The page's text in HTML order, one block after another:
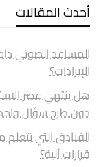
أحدث المقالات
المساعد الصوتي
الإيرادات؟
هل ينتهي عصر
دون طرح سؤال
الفنادق التي
قرارات آلية؟